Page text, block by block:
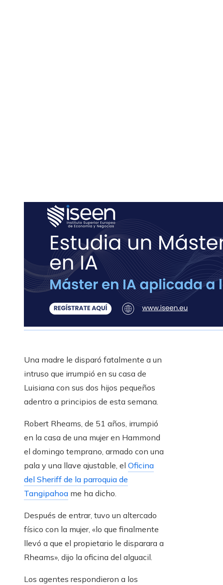
Una madre le disparó fatalmente a un
intruso que irrumpió en su casa de
Luisiana con sus dos hijos pequeños
adentro a principios de esta semana.
Robert Rheams, de 51 años, irrumpió
en la casa de una mujer en Hammond
el domingo temprano, armado con una
pala y una llave ajustable, el Oficina
del Sheriff de la parroquia de
Tangipahoa me ha dicho.
Después de entrar, tuvo un altercado
físico con la mujer, «lo que finalmente
llevó a que el propietario le disparara a
Rheams», dijo la oficina del alguacil.
Los agentes respondieron a los